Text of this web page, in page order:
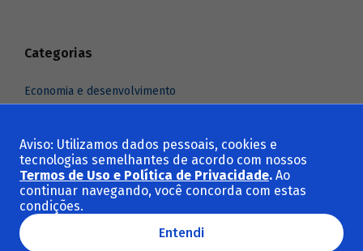
Categorias
Economia e desenvolvimento
Infraestrutura
Meio ambiente e clima
Social e cultura
Ver todas as categorias
Aviso: Utilizamos dados pessoais, cookies e
tecnologias semelhantes de acordo com nossos
Termos de Uso e Política de Privacidade. Ao
continuar navegando, você concorda com estas
condições.
Entendi